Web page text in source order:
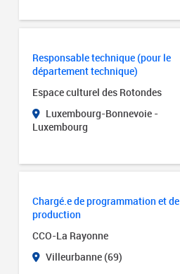
Responsable technique (pour le
département technique)
Espace culturel des Rotondes
Luxembourg-Bonnevoie -
Luxembourg
Chargé.e de programmation et de
production
CCO-La Rayonne
Villeurbanne (69)